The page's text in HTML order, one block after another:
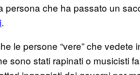
che ha passato un
.
le persone “vere” che
sono stati rapinati o musicisti